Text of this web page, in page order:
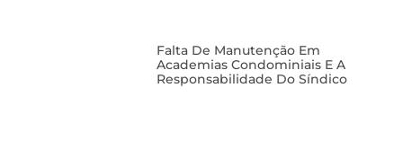
Falta De Manutenção Em
Academias Condominiais E A
Responsabilidade Do Síndico